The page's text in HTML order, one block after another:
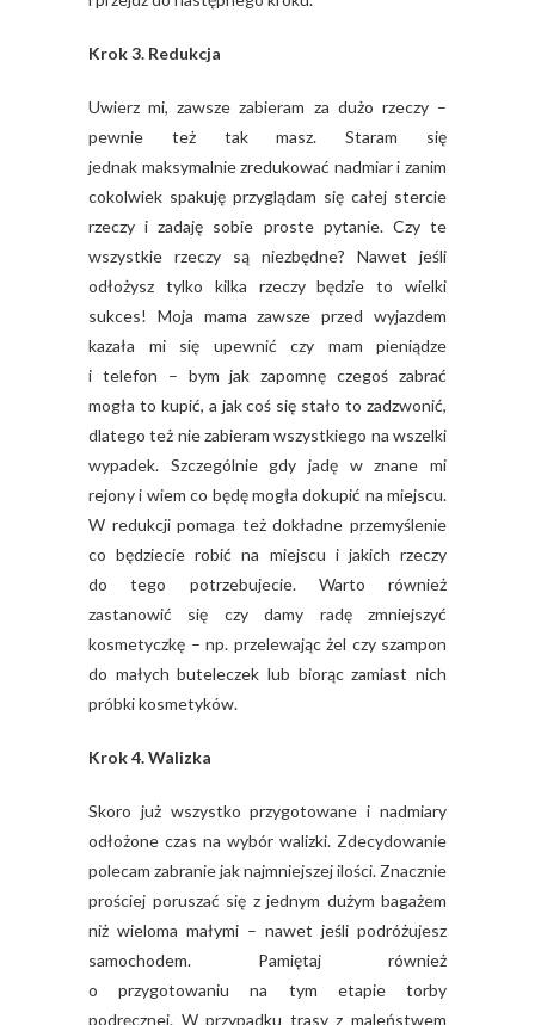
Krok 3. Redukcja
Uwierz mi, zawsze zabieram za dużo rzeczy –
pewnie też tak masz. Staram się
jednak maksymalnie zredukować nadmiar i zanim
cokolwiek spakuję przyglądam się całej stercie
rzeczy i zadaję sobie proste pytanie. Czy te
wszystkie rzeczy są niezbędne? Nawet jeśli
odłożysz tylko kilka rzeczy będzie to wielki
sukces! Moja mama zawsze przed wyjazdem
kazała mi się upewnić czy mam pieniądze
i telefon – bym jak zapomnę czegoś zabrać
mogła to kupić, a jak coś się stało to zadzwonić,
dlatego też nie zabieram wszystkiego na wszelki
wypadek. Szczególnie gdy jadę w znane mi
rejony i wiem co będę mogła dokupić na miejscu.
W redukcji pomaga też dokładne przemyślenie
co będziecie robić na miejscu i jakich rzeczy
do tego potrzebujecie. Warto również
zastanowić się czy damy radę zmniejszyć
kosmetyczkę – np. przelewając żel czy szampon
do małych buteleczek lub biorąc zamiast nich
próbki kosmetyków.
Krok 4. Walizka
Skoro już wszystko przygotowane i nadmiary
odłożone czas na wybór walizki. Zdecydowanie
polecam zabranie jak najmniejszej ilości. Znacznie
prościej poruszać się z jednym dużym bagażem
niż wieloma małymi – nawet jeśli podróżujesz
samochodem. Pamiętaj również
o przygotowaniu na tym etapie torby
podręcznej. W przypadku trasy z maleństwem